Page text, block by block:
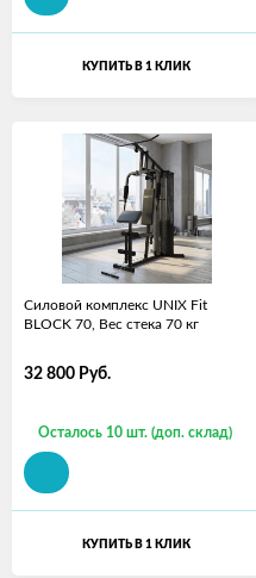
КУПИТЬ В 1 КЛИК
Силовой комплекс UNIX Fit
BLOCK 70, Вес стека 70 кг
32 800 Руб.
Осталось 10 шт. (доп. склад)
КУПИТЬ В 1 КЛИК